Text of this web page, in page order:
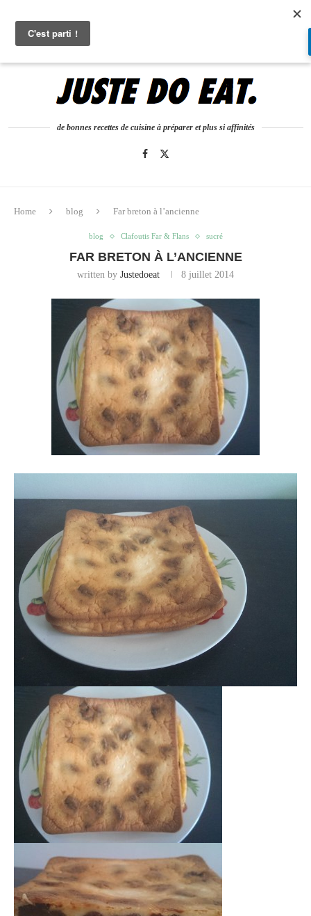
de bonnes recettes de cuisine à préparer et plus si affinités
Home blog Far breton à l’ancienne
blog Clafoutis Far & Flans sucré
FAR BRETON À L’ANCIENNE
written by Justedoeat 8 juillet 2014